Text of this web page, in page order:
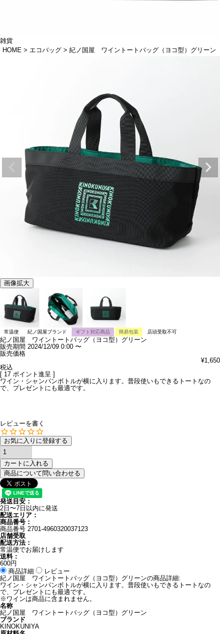
雑貨
HOME
エコバッグ 紀ノ国屋 ワイントートバッグ（ヨコ型）グリーン
画像拡大
常温便 紀ノ国屋ブランド ギフト対応商品 簡易包装 店頭受取不可
紀ノ国屋 ワイントートバッグ（ヨコ型）グリーン
販売期間 2024/12/09 0:00 〜
販売価格
¥1,650
税込
[ 17 ポイント進呈 ]
ワイン・シャンパンボトルが横に入ります。普段使いもできるトートなの
で、プレゼントにも最適です。
レビューを書く
お気に入りに登録する
カートに入れる
商品について問い合わせる
発送目安：
2日〜7日以内に発送
配送エリア：
商品番号：
商品番号 2701-4960320037123
店舗受取
配送方法：
常温便でお届けします
送料：
600円
商品詳細
レビュー
紀ノ国屋 ワイントートバッグ（ヨコ型）グリーンの商品詳細:
ワイン・シャンパンボトルが横に入ります。普段使いもできるトートなの
で、プレゼントにも最適です。
※ワインは商品に含まれません。
名称
紀ノ国屋 ワイントートバッグ（ヨコ型）グリーン
ブランド
KINOKUNIYA